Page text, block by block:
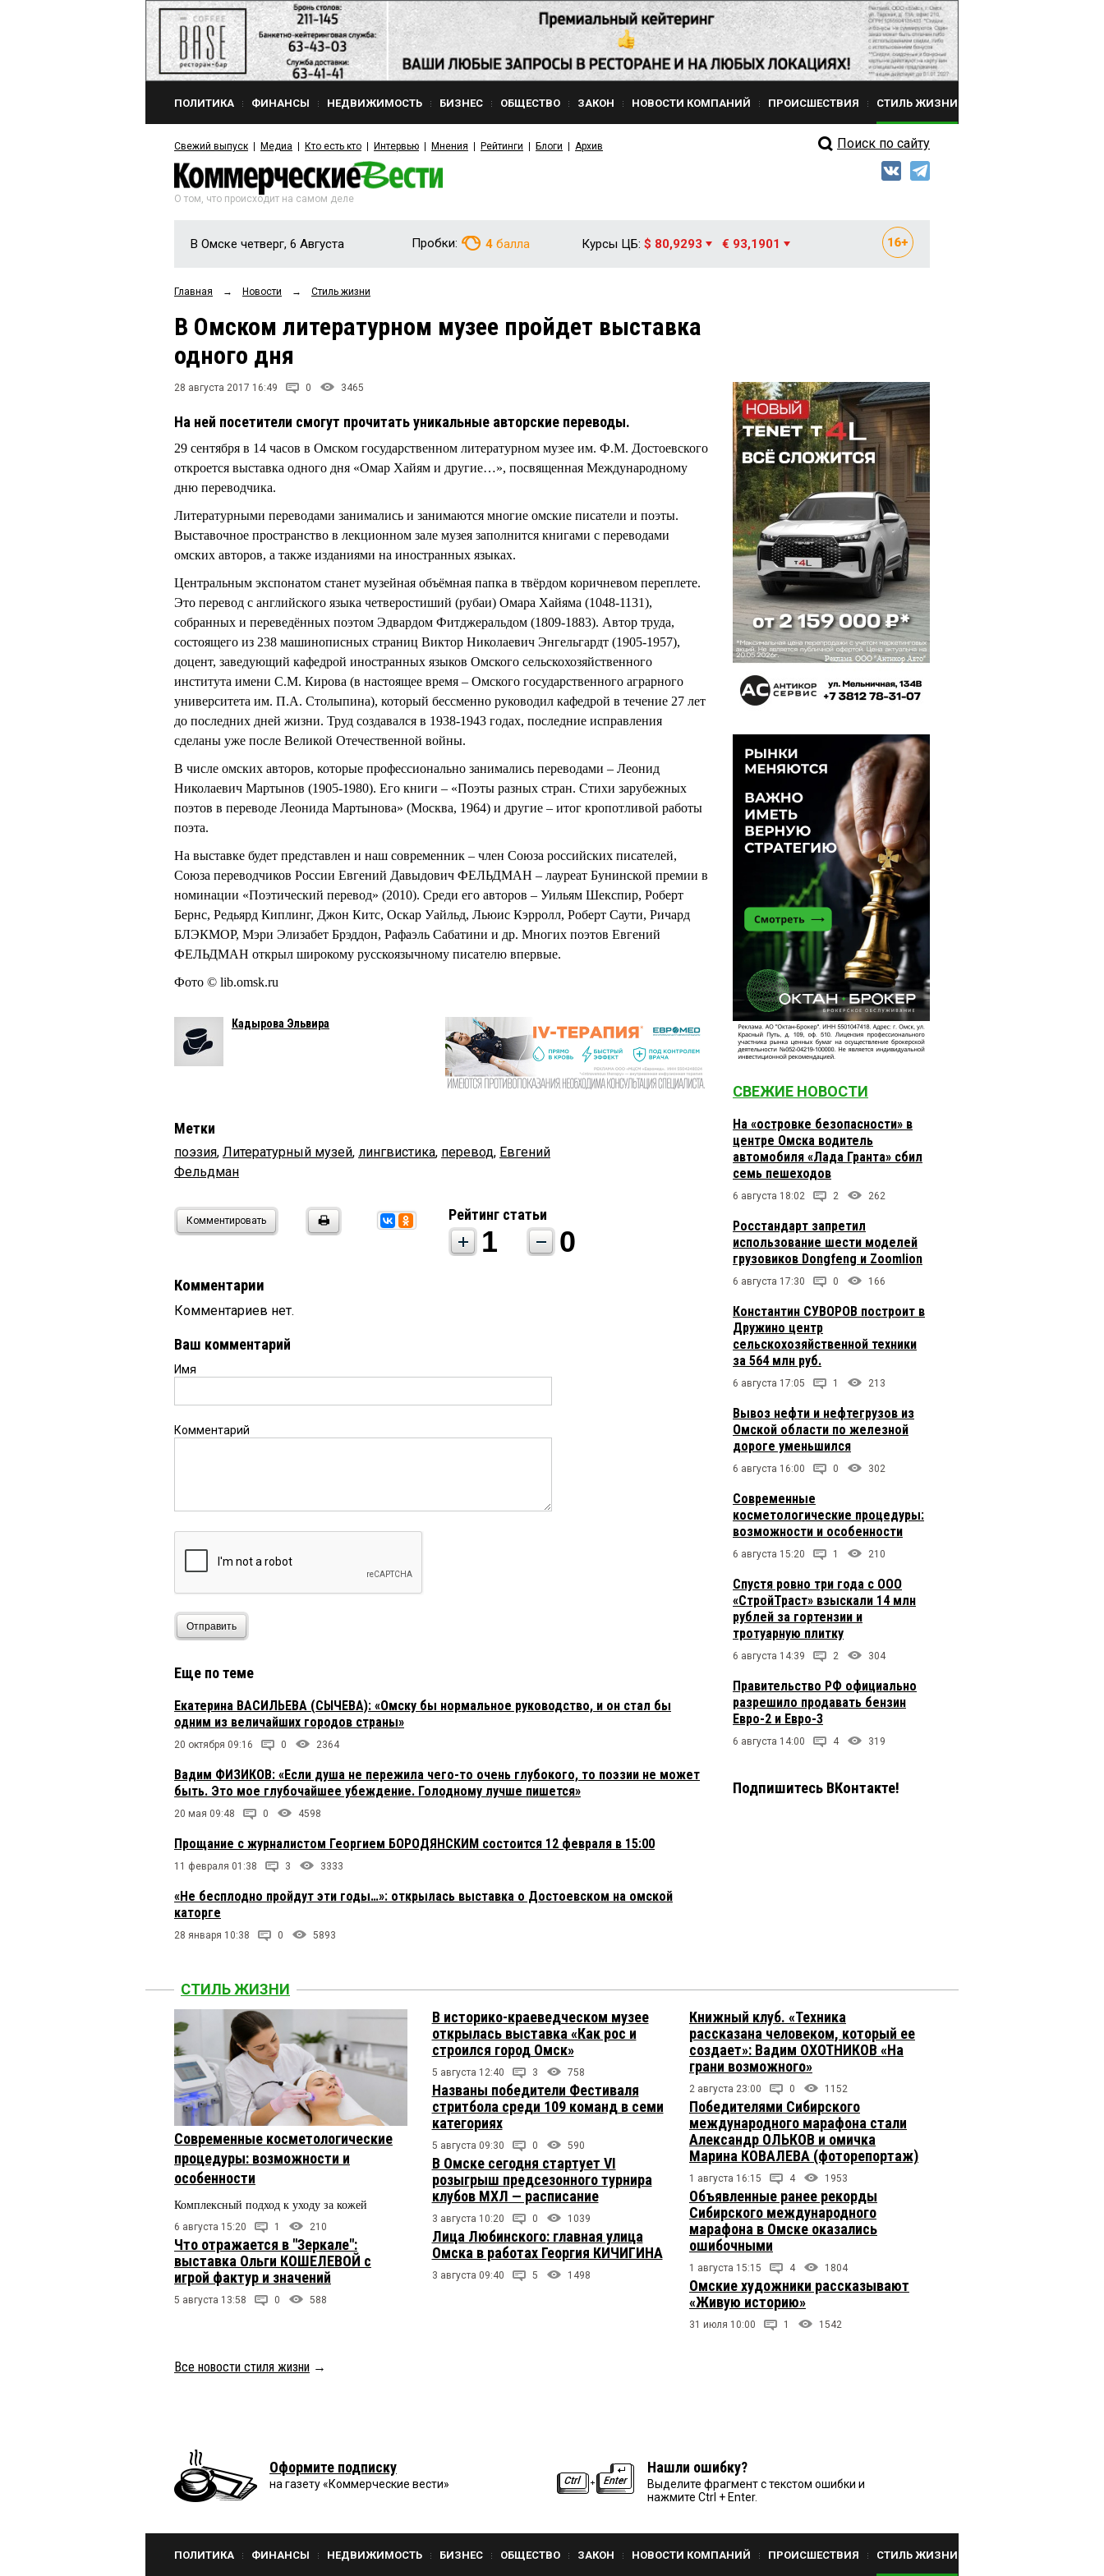
ПОЛИТИКА ФИНАНСЫ НЕДВИЖИМОСТЬ БИЗНЕС ОБЩЕСТВО ЗАКОН НОВОСТИ КОМПАНИЙ ПРОИСШЕСТВИЯ СТИЛЬ ЖИЗНИ
Свежий выпуск Медиа Кто есть кто Интервью Мнения Рейтинги Блоги Архив Поиск по сайту
О том, что происходит на самом деле
В Омске четверг, 6 Августа Пробки: 4 балла Курсы ЦБ: $ 80,9293 € 93,1901
Главная → Новости → Стиль жизни
В Омском литературном музее пройдет выставка
одного дня
28 августа 2017 16:49 0 3465
На ней посетители смогут прочитать уникальные авторские переводы.
29 сентября в 14 часов в Омском государственном литературном музее им. Ф.М. Достоевского
откроется выставка одного дня «Омар Хайям и другие…», посвященная Международному
дню переводчика.
Литературными переводами занимались и занимаются многие омские писатели и поэты.
Выставочное пространство в лекционном зале музея заполнится книгами с переводами
омских авторов, а также изданиями на иностранных языках.
Центральным экспонатом станет музейная объёмная папка в твёрдом коричневом переплете.
Это перевод с английского языка четверостиший (рубаи) Омара Хайяма (1048-1131),
собранных и переведённых поэтом Эдвардом Фитджеральдом (1809-1883). Автор труда,
состоящего из 238 машинописных страниц Виктор Николаевич Энгельгардт (1905-1957),
доцент, заведующий кафедрой иностранных языков Омского сельскохозяйственного
института имени С.М. Кирова (в настоящее время – Омского государственного аграрного
университета им. П.А. Столыпина), который бессменно руководил кафедрой в течение 27 лет
до последних дней жизни. Труд создавался в 1938-1943 годах, последние исправления
сделаны уже после Великой Отечественной войны.
В числе омских авторов, которые профессионально занимались переводами – Леонид
Николаевич Мартынов (1905-1980). Его книги – «Поэты разных стран. Стихи зарубежных
поэтов в переводе Леонида Мартынова» (Москва, 1964) и другие – итог кропотливой работы
поэта.
На выставке будет представлен и наш современник – член Союза российских писателей,
Союза переводчиков России Евгений Давыдович ФЕЛЬДМАН – лауреат Бунинской премии в
номинации «Поэтический перевод» (2010). Среди его авторов – Уильям Шекспир, Роберт
Бернс, Редьярд Киплинг, Джон Китс, Оскар Уайльд, Льюис Кэрролл, Роберт Саути, Ричард
БЛЭКМОР, Мэри Элизабет Брэддон, Рафаэль Сабатини и др. Многих поэтов Евгений
ФЕЛЬДМАН открыл широкому русскоязычному писателю впервые.
Фото © lib.omsk.ru
Кадырова Эльвира
Метки
поэзия, Литературный музей, лингвистика, перевод, Евгений
Фельдман
Комментировать Рейтинг статьи
1 0
Комментарии
Комментариев нет.
Ваш комментарий
Имя
Комментарий
Отправить
Еще по теме
Екатерина ВАСИЛЬЕВА (СЫЧЕВА): «Омску бы нормальное руководство, и он стал бы
одним из величайших городов страны»
20 октября 09:16 0 2364
Вадим ФИЗИКОВ: «Если душа не пережила чего-то очень глубокого, то поэзии не может
быть. Это мое глубочайшее убеждение. Голодному лучше пишется»
20 мая 09:48 0 4598
Прощание с журналистом Георгием БОРОДЯНСКИМ состоится 12 февраля в 15:00
11 февраля 01:38 3 3333
«Не бесплодно пройдут эти годы…»: открылась выставка о Достоевском на омской
каторге
28 января 10:38 0 5893
СВЕЖИЕ НОВОСТИ
На «островке безопасности» в
центре Омска водитель
автомобиля «Лада Гранта» сбил
семь пешеходов
6 августа 18:02 2 262
Росстандарт запретил
использование шести моделей
грузовиков Dongfeng и Zoomlion
6 августа 17:30 0 166
Константин СУВОРОВ построит в
Дружино центр
сельскохозяйственной техники
за 564 млн руб.
6 августа 17:05 1 213
Вывоз нефти и нефтегрузов из
Омской области по железной
дороге уменьшился
6 августа 16:00 0 302
Современные
косметологические процедуры:
возможности и особенности
6 августа 15:20 1 210
Спустя ровно три года с ООО
«СтройТраст» взыскали 14 млн
рублей за гортензии и
тротуарную плитку
6 августа 14:39 2 304
Правительство РФ официально
разрешило продавать бензин
Евро-2 и Евро-3
6 августа 14:00 4 319
Подпишитесь ВКонтакте!
СТИЛЬ ЖИЗНИ
Современные косметологические
процедуры: возможности и
особенности
Комплексный подход к уходу за кожей
6 августа 15:20 1 210
Что отражается в "Зеркале":
выставка Ольги КОШЕЛЕВОЙ с
игрой фактур и значений
5 августа 13:58 0 588
В историко-краеведческом музее
открылась выставка «Как рос и
строился город Омск»
5 августа 12:40 3 758
Названы победители Фестиваля
стритбола среди 109 команд в семи
категориях
5 августа 09:30 0 590
В Омске сегодня стартует VI
розыгрыш предсезонного турнира
клубов МХЛ — расписание
3 августа 10:20 0 1039
Лица Любинского: главная улица
Омска в работах Георгия КИЧИГИНА
3 августа 09:40 5 1498
Книжный клуб. «Техника
рассказана человеком, который ее
создает»: Вадим ОХОТНИКОВ «На
грани возможного»
2 августа 23:00 0 1152
Победителями Сибирского
международного марафона стали
Александр ОЛЬКОВ и омичка
Марина КОВАЛЕВА (фоторепортаж)
1 августа 16:15 4 1953
Объявленные ранее рекорды
Сибирского международного
марафона в Омске оказались
ошибочными
1 августа 15:15 4 1804
Омские художники рассказывают
«Живую историю»
31 июля 10:00 1 1542
Все новости стиля жизни →
Оформите подписку
на газету «Коммерческие вести»
Нашли ошибку?
Выделите фрагмент с текстом ошибки и
нажмите Ctrl + Enter.
ПОЛИТИКА ФИНАНСЫ НЕДВИЖИМОСТЬ БИЗНЕС ОБЩЕСТВО ЗАКОН НОВОСТИ КОМПАНИЙ ПРОИСШЕСТВИЯ СТИЛЬ ЖИЗНИ